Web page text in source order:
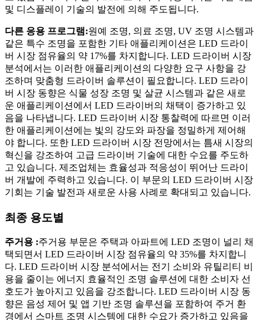
및 디스플레이 기술의 발전에 의해 주도됩니다.
다른 응용 프로그램:원예 조명, 의료 조명, UV 조명 시스템과
같은 특수 조명을 포함한 기타 애플리케이션은 LED 드라이
버 시장 점유율의 약 17%를 차지합니다. LED 드라이버 시장
분석에서는 이러한 애플리케이션의 다양한 요구 사항을 강
조하며 맞춤형 드라이버 솔루션이 필요합니다. LED 드라이
버 시장 동향은 식물 성장 조명 및 살균 시스템과 같은 새로
운 애플리케이션에서 LED 드라이버의 채택이 증가하고 있
음을 나타냅니다. LED 드라이버 시장 통찰력에 따르면 이러
한 애플리케이션에는 빛의 강도와 파장을 정밀하게 제어해
야 합니다. 또한 LED 드라이버 시장 전망에서는 틈새 시장의
혁신을 강조하여 고급 드라이버 기술에 대한 수요를 주도하
고 있습니다. 제조업체는 효율성과 적응성이 뛰어난 드라이
버 개발에 주력하고 있습니다. 이 부문의 LED 드라이버 시장
기회는 기술 발전과 새로운 사용 사례로 확대되고 있습니다.
최종 용도별
주거용 :주거용 부문은 주택과 아파트에 LED 조명이 널리 채
택되면서 LED 드라이버 시장 점유율의 약 35%를 차지합니
다. LED 드라이버 시장 분석에서는 전기 소비와 유틸리티 비
용을 줄이는 에너지 효율적인 조명 솔루션에 대한 소비자 선
호도가 높아지고 있음을 강조합니다. LED 드라이버 시장 동
향은 음성 제어 및 앱 기반 조명 솔루션을 포함하여 주거 환
경에서 스마트 조명 시스템에 대한 수요가 증가하고 있음을